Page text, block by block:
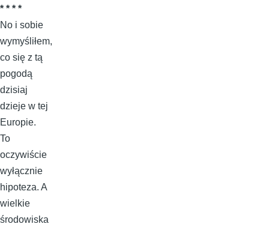
* * * *
No i sobie
wymyśliłem,
co się z tą
pogodą
dzisiaj
dzieje w tej
Europie.
To
oczywiście
wyłącznie
hipoteza. A
wielkie
środowiska